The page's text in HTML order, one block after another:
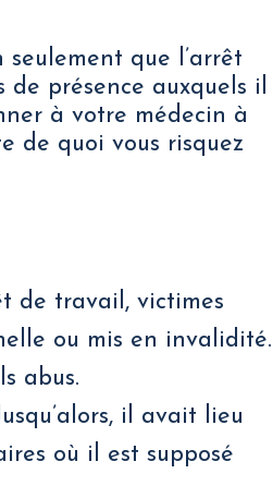
que l’arrêt
de présence auxquels il
à votre médecin à
de quoi vous risquez
de travail, victimes
ou mis en invalidité.
abus.
il avait lieu
où il est supposé